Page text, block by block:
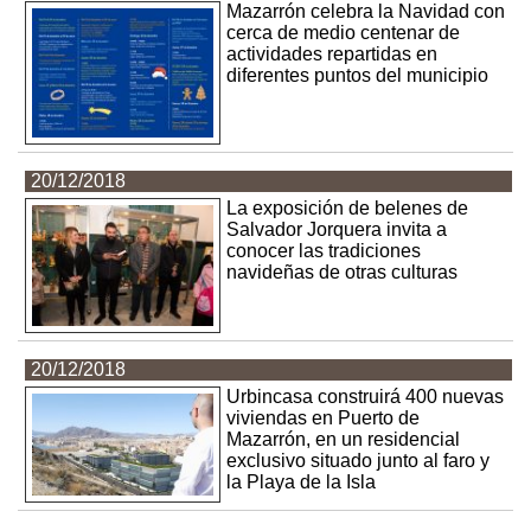
Mazarrón celebra la Navidad con
cerca de medio centenar de
actividades repartidas en
diferentes puntos del municipio
20/12/2018
La exposición de belenes de
Salvador Jorquera invita a
conocer las tradiciones
navideñas de otras culturas
20/12/2018
Urbincasa construirá 400 nuevas
viviendas en Puerto de
Mazarrón, en un residencial
exclusivo situado junto al faro y
la Playa de la Isla